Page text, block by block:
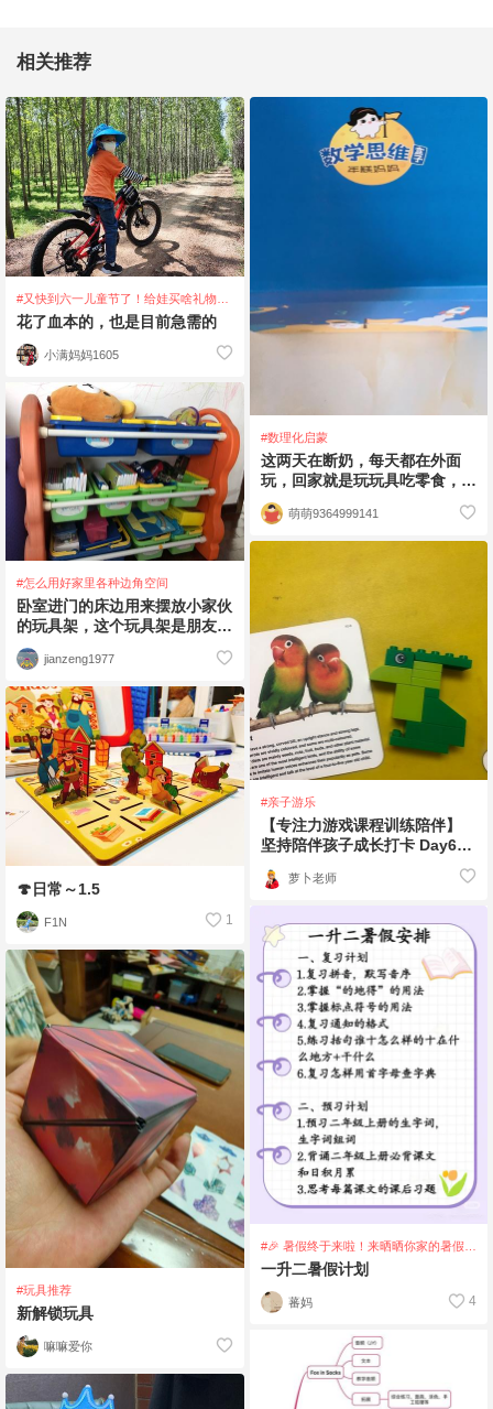
相关推荐
#又快到六一儿童节了！给娃买啥礼物，
不如互相推荐一下吧！
花了血本的，也是目前急需的
小满妈妈1605
#怎么用好家里各种边角空间
卧室进门的床边用来摆放小家伙
的玩具架，这个玩具架是朋友送
的，已经陪伴我们好多年了。以
前放在书房里，小
jianzeng1977
🍄日常～1.5
F1N 1
#玩具推荐
新解锁玩具
嘛嘛爱你
#数理化启蒙
这两天在断奶，每天都在外面
玩，回家就是玩玩具吃零食，没
有上课，还好前几天我买了一堆
新玩具，年糕妈妈的
萌萌9364999141
#亲子游乐
【专注力游戏课程训练陪伴】
坚持陪伴孩子成长打卡 Day64
萝卜老师
#🎉 暑假终于来啦！来晒晒你家的暑假计
划吧～
一升二暑假计划
蕃妈 4